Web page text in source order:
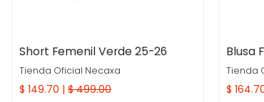
Short Femenil Verde 25-26
Tienda Oficial Necaxa
$ 149.70 | $ 499.00
Blusa
Tienda
$